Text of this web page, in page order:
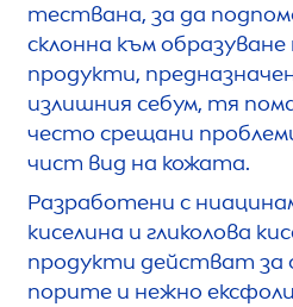
тествана, за да
склонна към
продукти,
излишния себум, тя
често срещани
чист вид на кожата.
Разработени с
киселина и гликолова
продукти действат за
порите и нежно